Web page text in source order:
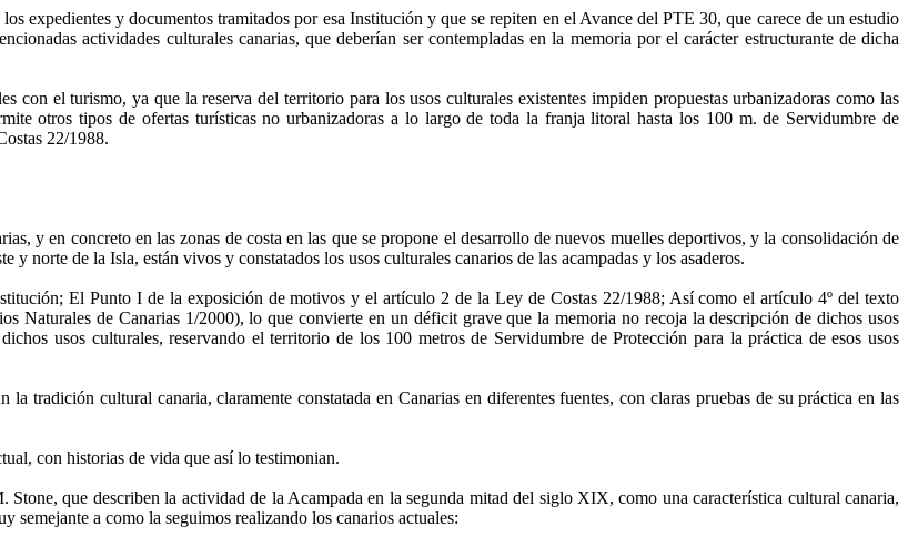
expedientes y documentos tramitados por esa Institución y que se repiten en el Avancedel PTE 30, que carece de un estudio
actividades culturales canarias, que deberían ser contempladas en la memoria por el carácter estructurante de dicha
con el turismo, ya que la reserva del territorio para los usos culturales existentes impiden propuestas urbanizadoras como las
otros tipos de ofertas turísticas no urbanizadoras a lo largo de toda la franja litoral hasta los 100 m. de Servidumbre de
22/1988.
y en concreto en las zonas de costa en las que se propone el desarrollo de nuevos muelles deportivos, y la consolidación de
y norte de la Isla, están vivos y constatados los usos culturales canarios de las acampadas y los asaderos.
El Punto I de la exposición de motivos y el artículo 2 de la Ley de Costas 22/1988; Así como el artículo 4º del texto
Naturales de Canarias 1/2000), lo que convierte en un déficit grave que la memoria no recoja la descripción de dichos usos
usos culturales, reservando el territorio de los 100 metros de Servidumbre de Protección para la práctica de esos usos
tradición cultural canaria, claramente constatada en Canarias en diferentes fuentes, con claras pruebas de su práctica en las
con historias de vida que así lo testimonian.
que describen la actividad de la Acampada en la segunda mitad del siglo XIX, como una característica cultural canaria,
semejante a como la seguimos realizando los canarios actuales: